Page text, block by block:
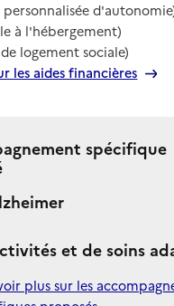
à l'hébergement)
logement sociale)
les aides financières
spécifique
et de soins
plus sur les